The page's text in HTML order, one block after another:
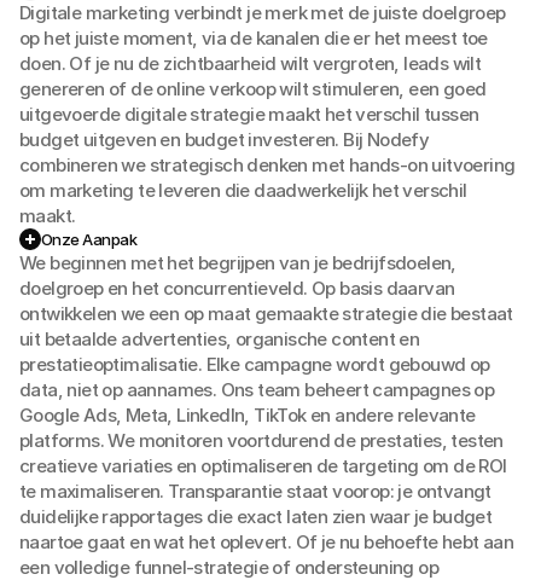
Digitale marketing verbindt je merk met de juiste doelgroep
op het juiste moment, via de kanalen die er het meest toe
doen. Of je nu de zichtbaarheid wilt vergroten, leads wilt
genereren of de online verkoop wilt stimuleren, een goed
uitgevoerde digitale strategie maakt het verschil tussen
budget uitgeven en budget investeren. Bij Nodefy
combineren we strategisch denken met hands-on uitvoering
om marketing te leveren die daadwerkelijk het verschil
maakt.
Onze Aanpak
We beginnen met het begrijpen van je bedrijfsdoelen,
doelgroep en het concurrentieveld. Op basis daarvan
ontwikkelen we een op maat gemaakte strategie die bestaat
uit betaalde advertenties, organische content en
prestatieoptimalisatie. Elke campagne wordt gebouwd op
data, niet op aannames. Ons team beheert campagnes op
Google Ads, Meta, LinkedIn, TikTok en andere relevante
platforms. We monitoren voortdurend de prestaties, testen
creatieve variaties en optimaliseren de targeting om de ROI
te maximaliseren. Transparantie staat voorop: je ontvangt
duidelijke rapportages die exact laten zien waar je budget
naartoe gaat en wat het oplevert. Of je nu behoefte hebt aan
een volledige funnel-strategie of ondersteuning op